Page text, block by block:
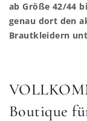
ab Größe 42/44
genau dort den
Brautkleidern
Boutique